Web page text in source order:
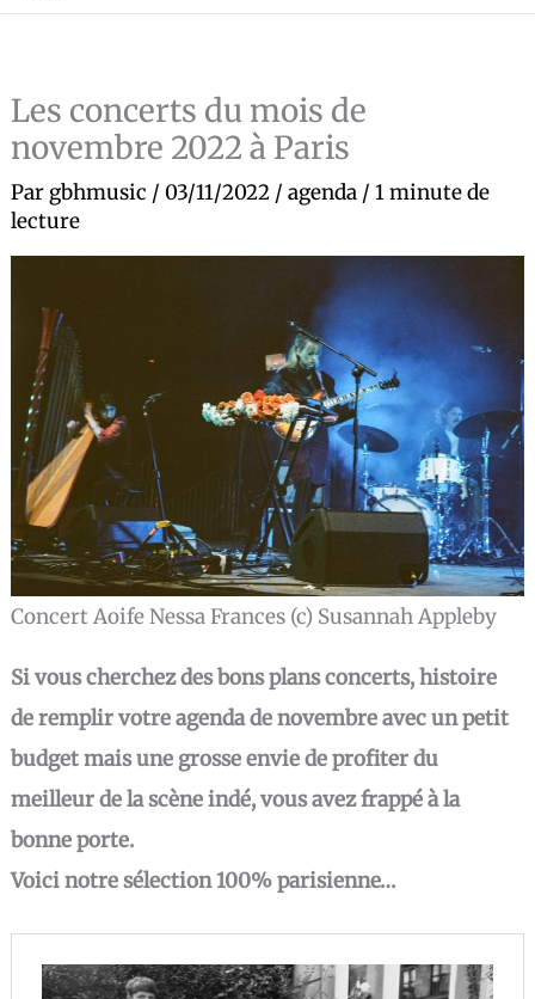
Les concerts du mois de
novembre 2022 à Paris
Par gbhmusic / 03/11/2022 /agenda /1 minute de
lecture
Concert Aoife Nessa Frances (c) Susannah Appleby
Si vous cherchez des bons plans concerts, histoire
de remplir votre agenda de novembre avec un petit
budget mais une grosse envie de profiter du
meilleur de la scène indé, vous avez frappé à la
bonne porte.
Voici notre sélection 100% parisienne…